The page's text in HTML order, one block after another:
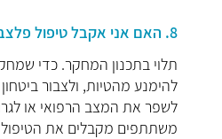
8. האם אני אקבל טיפול פלצבו?
תלוי בתכנון המחקר. כדי
להימנע מהטיות, ולצבור
לשפר את המצב הרפואי או
משתתפים מקבלים את הטיפול